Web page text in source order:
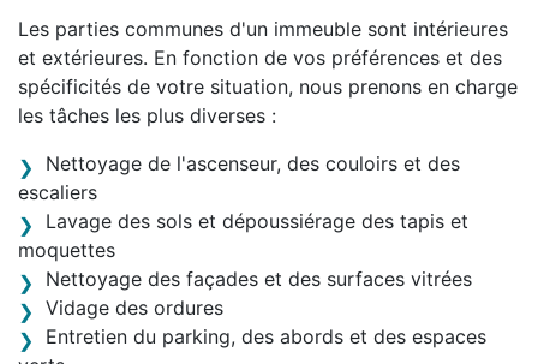
Les parties communes d'un immeuble sont intérieures
et extérieures. En fonction de vos préférences et des
spécificités de votre situation, nous prenons en charge
les tâches les plus diverses :
Nettoyage de l'ascenseur, des couloirs et des
escaliers
Lavage des sols et dépoussiérage des tapis et
moquettes
Nettoyage des façades et des surfaces vitrées
Vidage des ordures
Entretien du parking, des abords et des espaces